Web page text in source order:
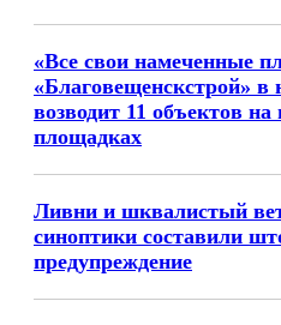
«Все свои намеченные
«Благовещенскстрой» в
возводит 11 объектов
площадках
Ливни и шквалистый
синоптики составили
предупреждение